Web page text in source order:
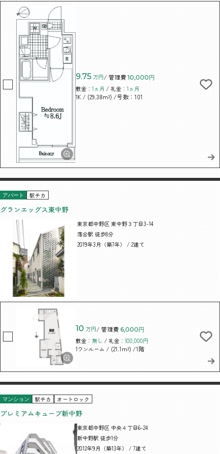
9.75 万円/ 管理費 10,000円
敷金：1ヵ月 / 礼金：1ヵ月
1K / (29.38m²) /号数：101
アパート 駅チカ
グランエッグス東中野
東京都中野区 東中野３丁目3-14
落合駅 徒歩8分
2019年3月（築7年） / 2建て
10 万円/ 管理費 6,000円
敷金： 無し / 礼金：100,000円
1ワンルーム / (21.1m²) /1階
マンション 駅チカ オートロック
プレミアムキューブ新中野
東京都中野区 中央４丁目6-24
新中野駅 徒歩1分
2012年9月（築13年） / 7建て